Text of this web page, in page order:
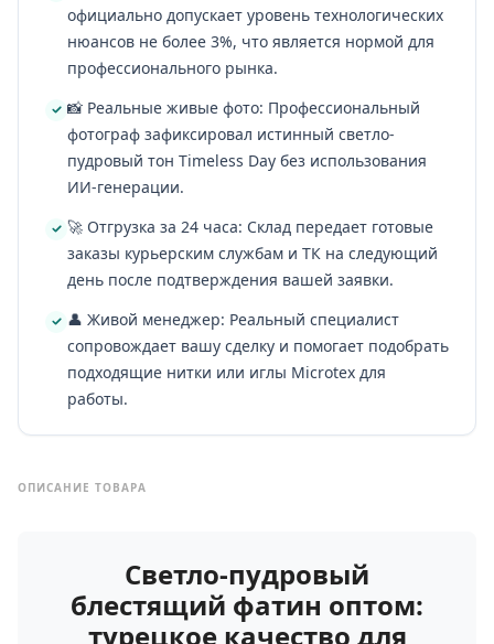
официально допускает уровень технологических
нюансов не более 3%, что является нормой для
профессионального рынка.
📸 Реальные живые фото: Профессиональный
фотограф зафиксировал истинный светло-
пудровый тон Timeless Day без использования
ИИ-генерации.
🚀 Отгрузка за 24 часа: Склад передает готовые
заказы курьерским службам и ТК на следующий
день после подтверждения вашей заявки.
👤 Живой менеджер: Реальный специалист
сопровождает вашу сделку и помогает подобрать
подходящие нитки или иглы Microtex для
работы.
ОПИСАНИЕ ТОВАРА
Светло-пудровый
блестящий фатин оптом:
турецкое качество для